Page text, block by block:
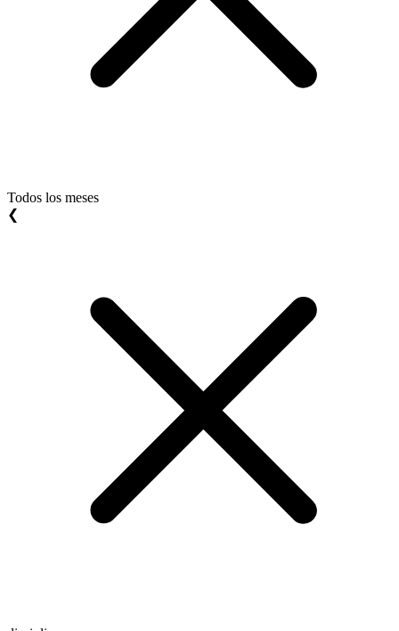
Todos los meses
❮